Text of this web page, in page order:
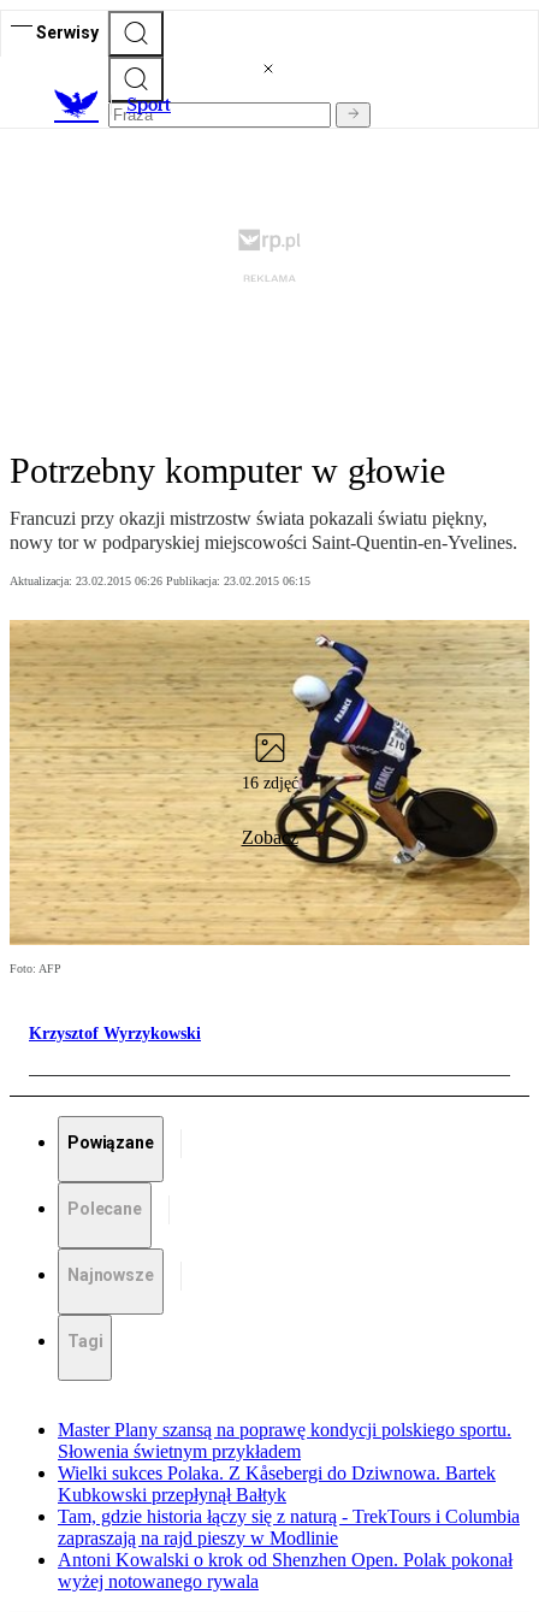
Serwisy
Sport
Potrzebny komputer w głowie
Francuzi przy okazji mistrzostw świata pokazali światu piękny,
nowy tor w podparyskiej miejscowości Saint-Quentin-en-Yvelines.
Aktualizacja: 23.02.2015 06:26 Publikacja: 23.02.2015 06:15
16 zdjęć
Zobacz
Foto: AFP
Krzysztof Wyrzykowski
Powiązane
Polecane
Najnowsze
Tagi
Master Plany szansą na poprawę kondycji polskiego sportu.
Słowenia świetnym przykładem
Wielki sukces Polaka. Z Kåsebergi do Dziwnowa. Bartek
Kubkowski przepłynął Bałtyk
Tam, gdzie historia łączy się z naturą - TrekTours i Columbia
zapraszają na rajd pieszy w Modlinie
Antoni Kowalski o krok od Shenzhen Open. Polak pokonał
wyżej notowanego rywala